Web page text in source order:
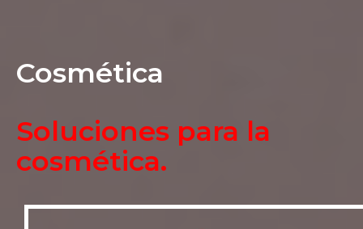
Cosmética
Soluciones para la
cosmética.